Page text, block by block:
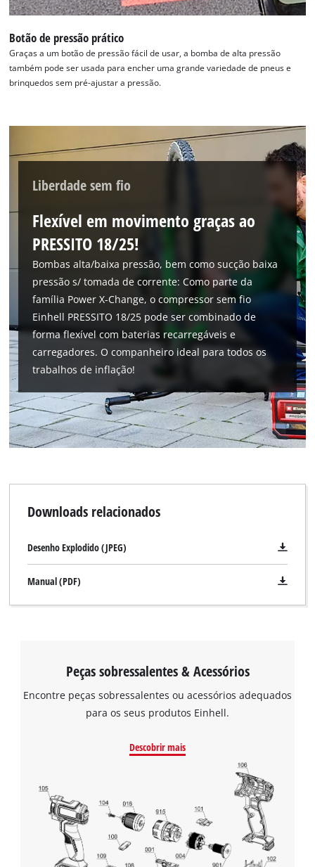
Botão de pressão prático
Graças a um botão de pressão fácil de usar, a bomba de alta pressão
também pode ser usada para encher uma grande variedade de pneus e
brinquedos sem pré-ajustar a pressão.
Liberdade sem fio
Flexível em movimento graças ao
PRESSITO 18/25!
Bombas alta/baixa pressão, bem como sucção baixa
pressão s/ tomada de corrente: Como parte da
família Power X-Change, o compressor sem fio
Einhell PRESSITO 18/25 pode ser combinado de
forma flexível com baterias recarregáveis e
carregadores. O companheiro ideal para todos os
trabalhos de inflação!
Downloads relacionados
Desenho Explodido (JPEG)
Manual (PDF)
Peças sobressalentes & Acessórios
Encontre peças sobressalentes ou acessórios adequados
para os seus produtos Einhell.
Descobrir mais